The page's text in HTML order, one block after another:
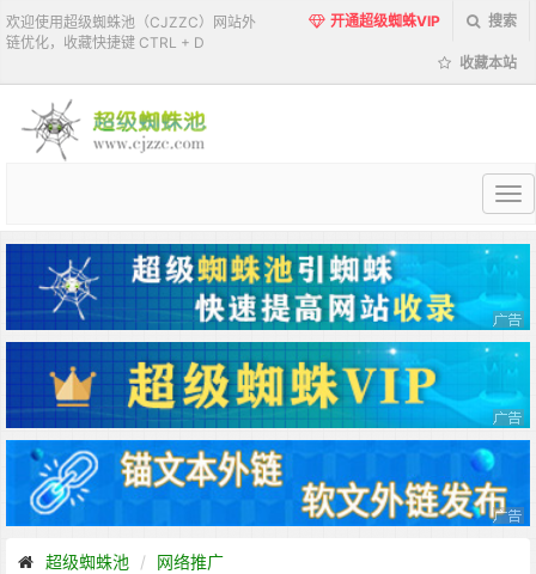
欢迎使用超级蜘蛛池（CJZZC）网站外
链优化，收藏快捷键 CTRL + D
开通超级蜘蛛VIP 搜索
收藏本站
超
蜘
蛛
池
超级蜘蛛池
网络推广